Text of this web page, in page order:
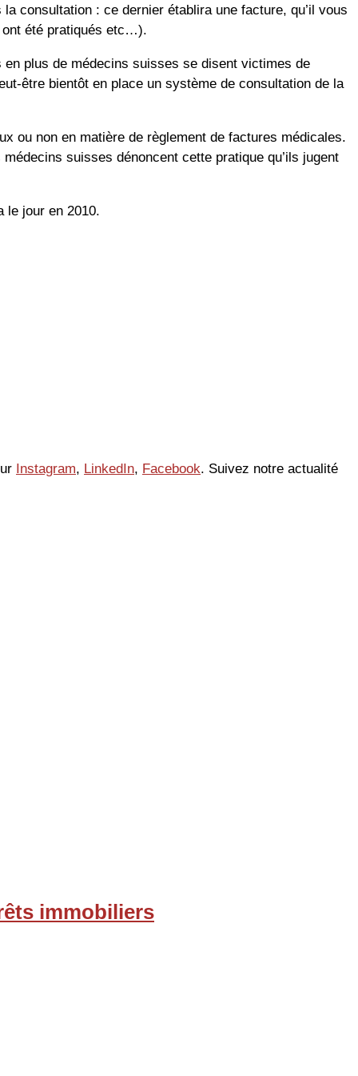
consultation : ce dernier établira une facture, qu’il vous
ont été pratiqués etc…).
plus de médecins suisses se disent victimes de
être bientôt en place un système de consultation de la
ou non en matière de règlement de factures médicales.
suisses dénoncent cette pratique qu’ils jugent
le jour en 2010.
Instagram, LinkedIn, Facebook. Suivez notre actualité
immobiliers